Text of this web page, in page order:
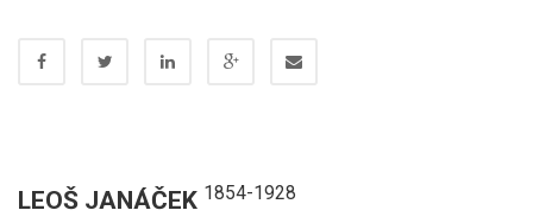
LEOŠ JANÁČEK 1854-1928